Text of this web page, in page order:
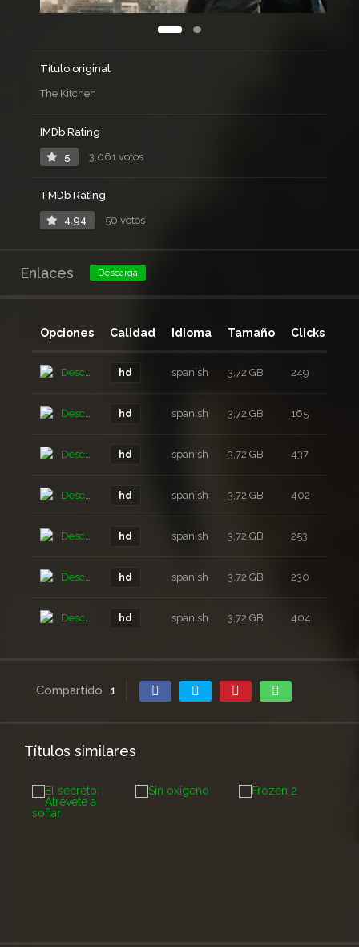
Título original
The Kitchen
IMDb Rating
5 3,061 votos
TMDb Rating
4.94 50 votos
Enlaces Descarga
Opciones Calidad Idioma Tamaño Clicks
Descarga hd spanish 3,72 GB 249
Descarga hd spanish 3,72 GB 165
Descarga hd spanish 3,72 GB 437
Descarga hd spanish 3,72 GB 402
Descarga hd spanish 3,72 GB 253
Descarga hd spanish 3,72 GB 230
Descarga hd spanish 3,72 GB 404
Compartido 1
Títulos similares